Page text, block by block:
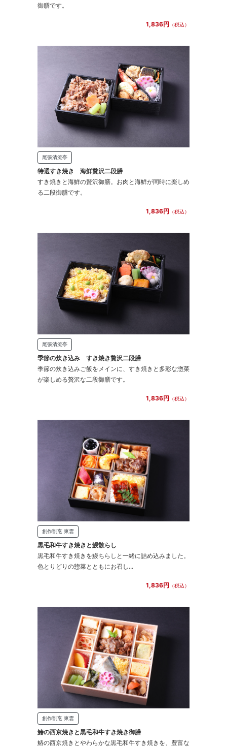
御膳です。
1,836円 （税込）
尾張清流亭
特選すき焼き 海鮮贅沢二段膳
すき焼きと海鮮の贅沢御膳。お肉と海鮮が同時に楽しめ
る二段御膳です。
1,836円 （税込）
尾張清流亭
季節の炊き込み すき焼き贅沢二段膳
季節の炊き込みご飯をメインに、すき焼きと多彩な惣菜
が楽しめる贅沢な二段御膳です。
1,836円 （税込）
創作割烹 東雲
黒毛和牛すき焼きと鰻散らし
黒毛和牛すき焼きを鰻ちらしと一緒に詰め込みました。
色とりどりの惣菜とともにお召し...
1,836円 （税込）
創作割烹 東雲
鰆の西京焼きと黒毛和牛すき焼き御膳
鰆の西京焼きとやわらかな黒毛和牛すき焼きを、豊富な